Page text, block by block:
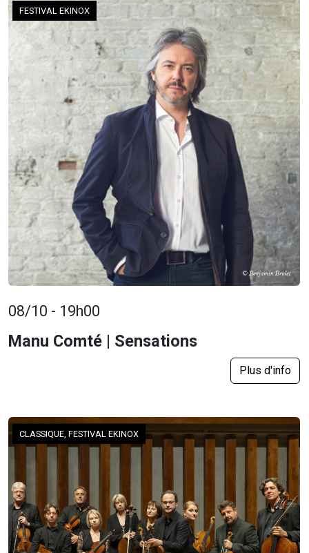
FESTIVAL EKINOX
08/10 - 19h00
Manu Comté | Sensations
Plus d'info
CLASSIQUE, FESTIVAL EKINOX